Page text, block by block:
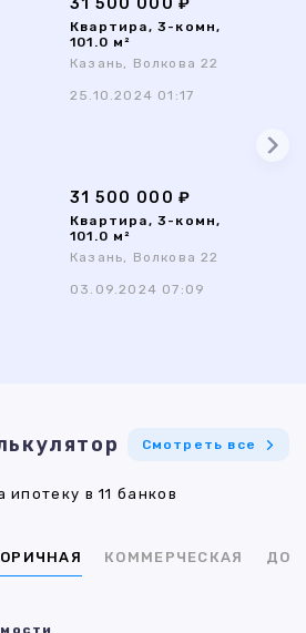
31 500 000 ₽
Квартира, 3-комн,
101.0 м²
Казань, Волкова 22
25.10.2024 01:17
31 500 000 ₽
Квартира, 3-комн,
101.0 м²
Казань, Волкова 22
03.09.2024 07:09
Смотреть все
в 11 банков
КОММЕРЧЕСКАЯ ДОМ